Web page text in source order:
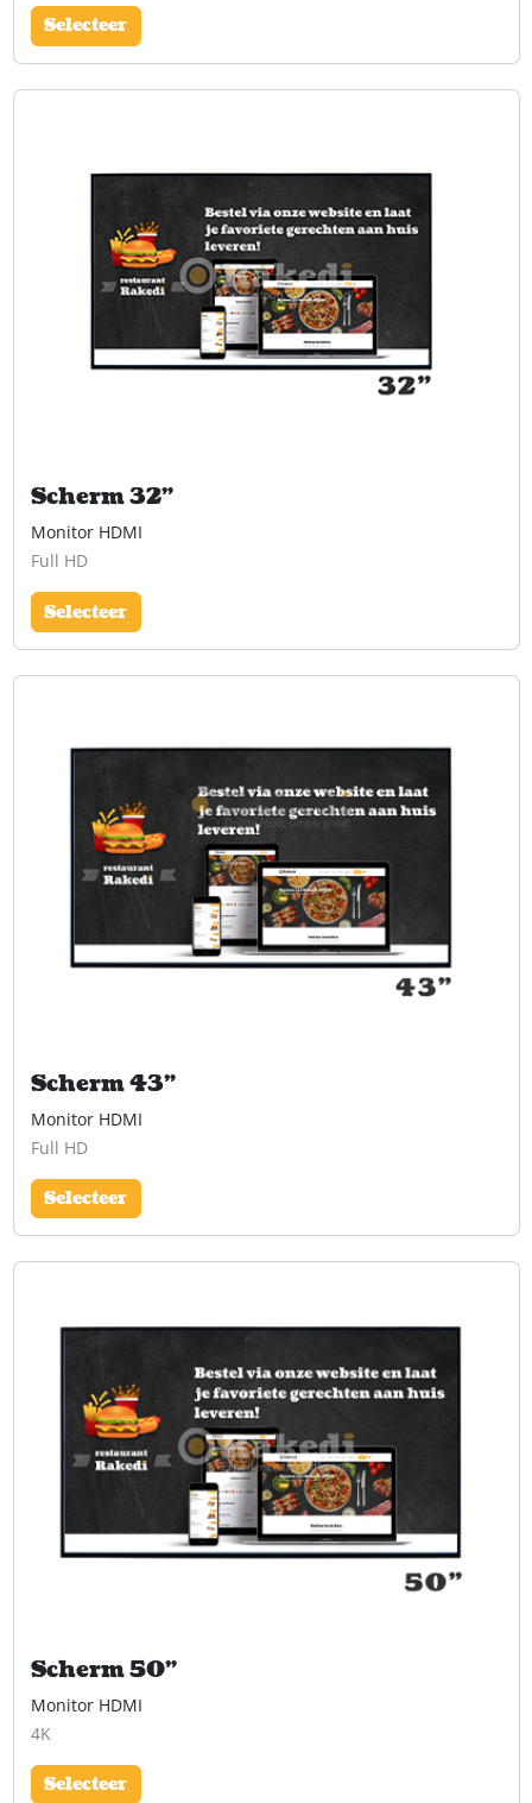
Selecteer
Scherm 32"
Monitor HDMI
Full HD
Selecteer
Scherm 43"
Monitor HDMI
Full HD
Selecteer
Scherm 50"
Monitor HDMI
4K
Selecteer